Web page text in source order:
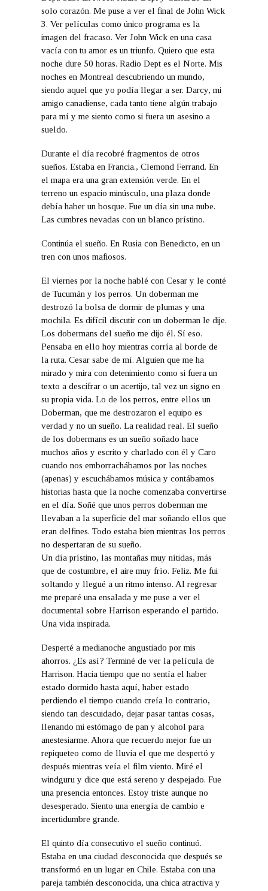
solo corazón. Me puse a ver el final de John Wick
3. Ver películas como único programa es la
imagen del fracaso. Ver John Wick en una casa
vacía con tu amor es un triunfo. Quiero que esta
noche dure 50 horas. Radio Dept es el Norte. Mis
noches en Montreal descubriendo un mundo,
siendo aquel que yo podía llegar a ser. Darcy, mi
amigo canadiense, cada tanto tiene algún trabajo
para mí y me siento como si fuera un asesino a
sueldo.
Durante el día recobré fragmentos de otros
sueños. Estaba en Francia., Clemond Ferrand. En
el mapa era una gran extensión verde. En el
terreno un espacio minúsculo, una plaza donde
debía haber un bosque. Fue un día sin una nube.
Las cumbres nevadas con un blanco prístino.
Continúa el sueño. En Rusia con Benedicto, en un
tren con unos mafiosos.
El viernes por la noche hablé con Cesar y le conté
de Tucumán y los perros. Un doberman me
destrozó la bolsa de dormir de plumas y una
mochila. Es difícil discutir con un doberman le dije.
Los dobermans del sueño me dijo él. Sí eso.
Pensaba en ello hoy mientras corría al borde de
la ruta. Cesar sabe de mí. Alguien que me ha
mirado y mira con detenimiento como si fuera un
texto a descifrar o un acertijo, tal vez un signo en
su propia vida. Lo de los perros, entre ellos un
Doberman, que me destrozaron el equipo es
verdad y no un sueño. La realidad real. El sueño
de los dobermans es un sueño soñado hace
muchos años y escrito y charlado con él y Caro
cuando nos emborrachábamos por las noches
(apenas) y escuchábamos música y contábamos
historias hasta que la noche comenzaba convertirse
en el día. Soñé que unos perros doberman me
llevaban a la superficie del mar soñando ellos que
eran delfines. Todo estaba bien mientras los perros
no despertaran de su sueño.
Un día prístino, las montañas muy nítidas, más
que de costumbre, el aire muy frío. Feliz. Me fui
soltando y llegué a un ritmo intenso. Al regresar
me preparé una ensalada y me puse a ver el
documental sobre Harrison esperando el partido.
Una vida inspirada.
Desperté a medianoche angustiado por mis
ahorros. ¿Es así? Terminé de ver la película de
Harrison. Hacia tiempo que no sentía el haber
estado dormido hasta aquí, haber estado
perdiendo el tiempo cuando creía lo contrario,
siendo tan descuidado, dejar pasar tantas cosas,
llenando mi estómago de pan y alcohol para
anestesiarme. Ahora que recuerdo mejor fue un
repiqueteo como de lluvia el que me despertó y
después mientras veía el film viento. Miré el
windguru y dice que está sereno y despejado. Fue
una presencia entonces. Estoy triste aunque no
desesperado. Siento una energía de cambio e
incertidumbre grande.
El quinto día consecutivo el sueño continuó.
Estaba en una ciudad desconocida que después se
transformó en un lugar en Chile. Estaba con una
pareja también desconocida, una chica atractiva y